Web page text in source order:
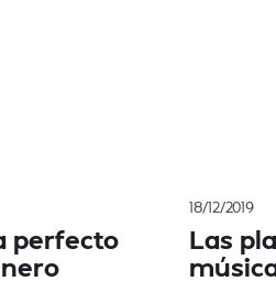
perfecto
18/12/2019
Las